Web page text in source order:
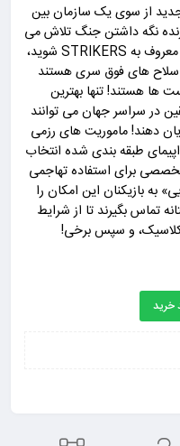
از سوی یک سازمان بین
نگه داشتن جنگ تلاش می
کند! وارد یک تیم نخبه از خلبانان شجاع معروف به STRIKERS شوید،
سلاح های فوق سری هستند
ها هستند! تنها بهترین
در سراسر جهان می توانند
دهند! ماموریت های رزمی
۱ یا ۲ نفره. بازیکنان از بین ۶ هواپیمای طبقه بندی شده انتخاب
برای استفاده تهاجمی
به بازیکنان این امکان را
تماس بگیرند تا از شرایط
و سپس برخی!
خرید